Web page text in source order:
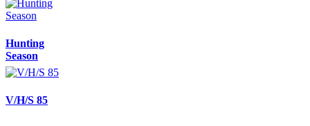
Hunting
Season
V/H/S 85